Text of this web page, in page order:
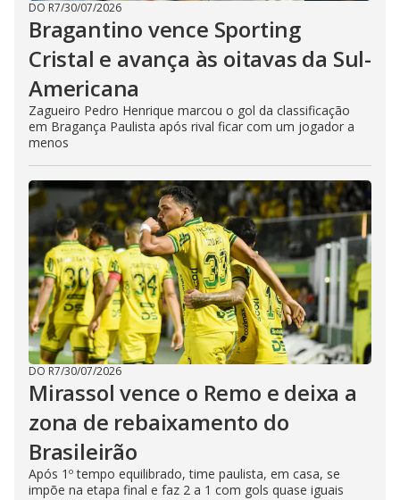
DO R7/30/07/2026
Bragantino vence Sporting
Cristal e avança às oitavas da Sul-
Americana
Zagueiro Pedro Henrique marcou o gol da classificação
em Bragança Paulista após rival ficar com um jogador a
menos
DO R7/30/07/2026
Mirassol vence o Remo e deixa a
zona de rebaixamento do
Brasileirão
Após 1º tempo equilibrado, time paulista, em casa, se
impõe na etapa final e faz 2 a 1 com gols quase iguais